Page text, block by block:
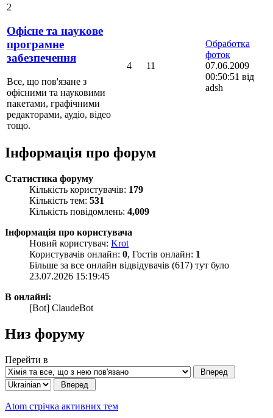
2
Офісне та наукове
програмне
забезпечення
Все, що пов'язане з
офісними та науковими
пакетами, графічними
редакторами, аудіо, відео
тощо.
4 11
Обработка
фоток
07.06.2009
00:50:51 від
adsh
Інформація про форум
Статистика форуму
Кількість користувачів: 179
Кількість тем: 531
Кількість повідомлень: 4,009
Інформація про користувача
Новий користувач: Krot
Користувачів онлайн: 0, Гостів онлайн: 1
Більше за все онлайн відвідувачів (617) тут було
23.07.2026 15:19:45
В онлайні:
[Bot] ClaudeBot
Низ форуму
Перейти в
Atom стрічка активних тем